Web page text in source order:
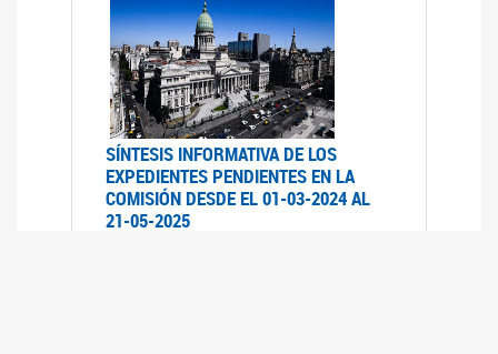
SÍNTESIS INFORMATIVA DE LOS
EXPEDIENTES PENDIENTES EN LA
COMISIÓN DESDE EL 01-03-2024 AL
21-05-2025